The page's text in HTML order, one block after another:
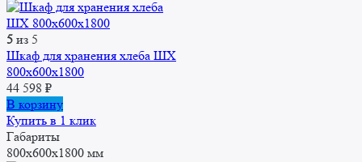
5 из 5
Шкаф для хранения хлеба ШХ
800x600x1800
44 598 ₽
В корзину
Купить в 1 клик
Габариты
800x600x1800 мм